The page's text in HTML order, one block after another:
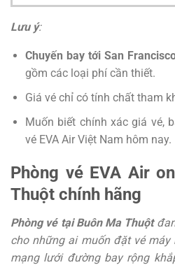
Lưu ý:
Chuyến bay tới San
gồm các loại phí cần thiết.
Giá vé chỉ có tính chất tham
Muốn biết chính xác giá vé,
vé EVA Air Việt Nam hôm nay.
Phòng vé EVA Air
Thuột chính hãng
Phòng vé tại Buôn Ma Thuột
cho những ai muốn đặt vé máy
mạng lưới đường bay rộng